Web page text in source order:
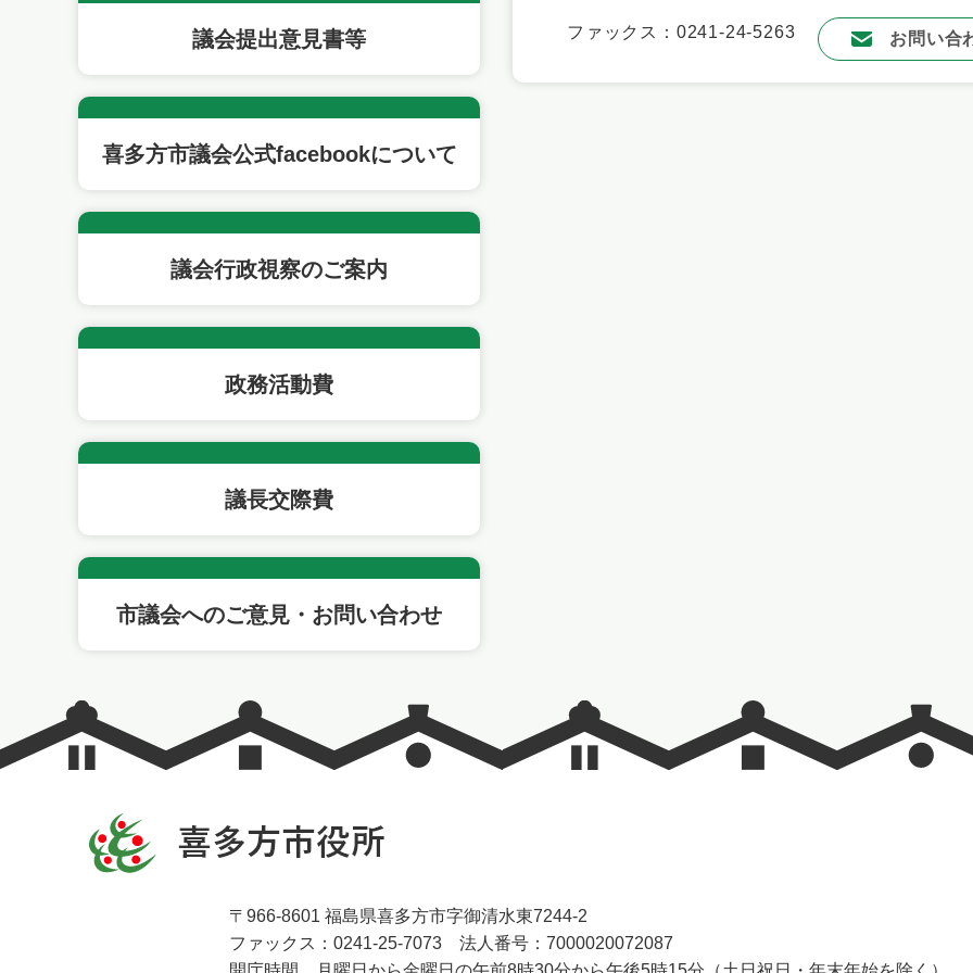
ファックス：0241-24-5263 お問い合
議会提出意見書等
喜多方市議会公式facebookについて
議会行政視察のご案内
政務活動費
議長交際費
市議会へのご意見・お問い合わせ
〒966-8601 福島県喜多方市字御清水東7244-2
ファックス：0241-25-7073 法人番号：7000020072087